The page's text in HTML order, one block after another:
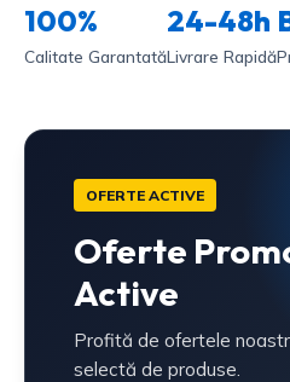
100%
Calitate Garantată
24-48h
Livrare Rapidă
OFERTE ACTIVE
Oferte
Active
Profită de ofertele
selectă de produse.